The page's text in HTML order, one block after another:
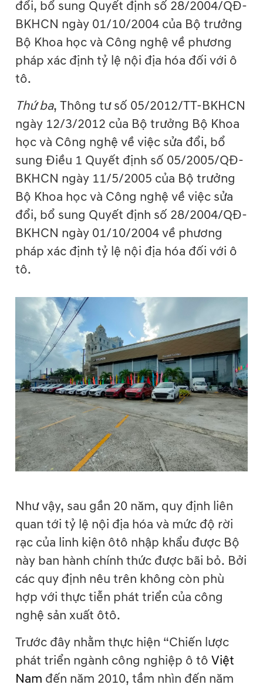
đổi, bổ sung Quyết định số 28/2004/QĐ-
BKHCN ngày 01/10/2004 của Bộ trưởng
Bộ Khoa học và Công nghệ về phương
pháp xác định tỷ lệ nội địa hóa đối với ô
tô.
Thứ ba, Thông tư số 05/2012/TT-BKHCN
ngày 12/3/2012 của Bộ trưởng Bộ Khoa
học và Công nghệ về việc sửa đổi, bổ
sung Điều 1 Quyết định số 05/2005/QĐ-
BKHCN ngày 11/5/2005 của Bộ trưởng
Bộ Khoa học và Công nghệ về việc sửa
đổi, bổ sung Quyết định số 28/2004/QĐ-
BKHCN ngày 01/10/2004 về phương
pháp xác định tỷ lệ nội địa hóa đối với ô
tô.
Như vậy, sau gần 20 năm, quy định liên
quan tới tỷ lệ nội địa hóa và mức độ rời
rạc của linh kiện ôtô nhập khẩu được Bộ
này ban hành chính thức được bãi bỏ. Bởi
các quy định nêu trên không còn phù
hợp với thực tiễn phát triển của công
nghệ sản xuất ôtô.
Trước đây nhằm thực hiện “Chiến lược
phát triển ngành công nghiệp ô tô Việt
Nam đến năm 2010, tầm nhìn đến năm